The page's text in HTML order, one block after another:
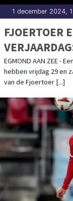
1 december 2024,
FJOERTOER
EGMOND AAN ZEE -
hebben vrijdag 29 en
van de Fjoertoer [...]